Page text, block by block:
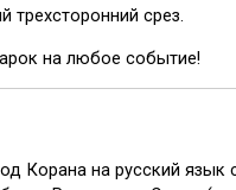
трехсторонний срез.
на любое событие!
Корана на русский язык